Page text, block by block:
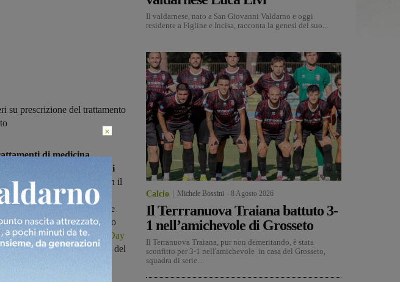
su prescrizione del trattamento
di medicina
percorsi terapeutici per i
nato in collaborazione con il
regionale per le
Tradizionale Cinese
prescrizione del trattamento
e si svilupperà nelnuovo Day
alla donazione del Calcit del
Il valdarnese, nato a San Giovanni Valdarno e oggi
residente a Figline e Incisa, racconta la genesi del suo...
Calcio Michele Bossini 8 Agosto 2026
Il Terrranuova Traiana battuto 3-
1 nell’amichevole di Grosseto
Il Terranuova Traiana, pur non demeritando, è stata
sconfitto per 3-1 nell'amichevole in casa del Grosseto,
squadra di serie...
×